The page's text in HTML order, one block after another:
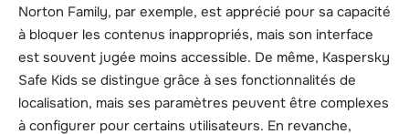
Norton Family, par exemple, est apprécié pour sa capacité
à bloquer les contenus inappropriés, mais son interface
est souvent jugée moins accessible. De même, Kaspersky
Safe Kids se distingue grâce à ses fonctionnalités de
localisation, mais ses paramètres peuvent être complexes
à configurer pour certains utilisateurs. En revanche,